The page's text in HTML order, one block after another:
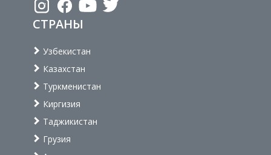
СТРАНЫ
Узбекистан
Казахстан
Туркменистан
Киргизия
Таджикистан
Грузия